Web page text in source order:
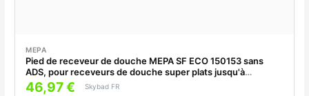
MEPA
Pied de receveur de douche MEPA SF ECO 150153 sans
ADS, pour receveurs de douche super plats jusqu'à
90x90cm
46,97 € Skybad FR